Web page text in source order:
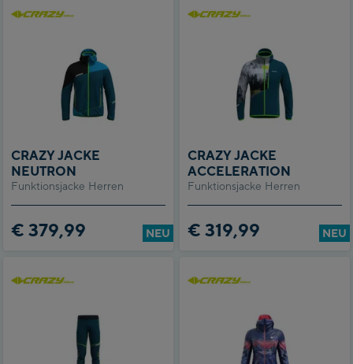
Funktionsjacke Herren
CRAZY JACKE
NEUTRON
€ 379,99 NEU
Funktionsjacke Herren
CRAZY JACKE
ACCELERATION
€ 319,99 NEU